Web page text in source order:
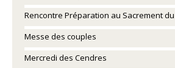
Rencontre Préparation au Sacrement
Messe des couples
Mercredi des Cendres